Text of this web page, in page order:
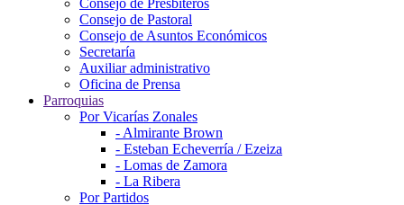
Consejo de Presbíteros
Consejo de Pastoral
Consejo de Asuntos Económicos
Secretaría
Auxiliar administrativo
Oficina de Prensa
Parroquias
Por Vicarías Zonales
- Almirante Brown
- Esteban Echeverría / Ezeiza
- Lomas de Zamora
- La Ribera
Por Partidos